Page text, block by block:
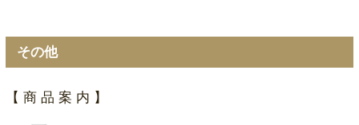
その他
【 商 品 案 内 】